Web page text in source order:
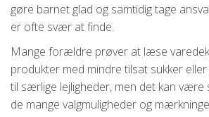
gøre barnet glad og samtidig tage
er ofte svær at finde.
Mange forældre prøver at læse
produkter med mindre tilsat sukker
til særlige lejligheder, men det kan
de mange valgmuligheder og